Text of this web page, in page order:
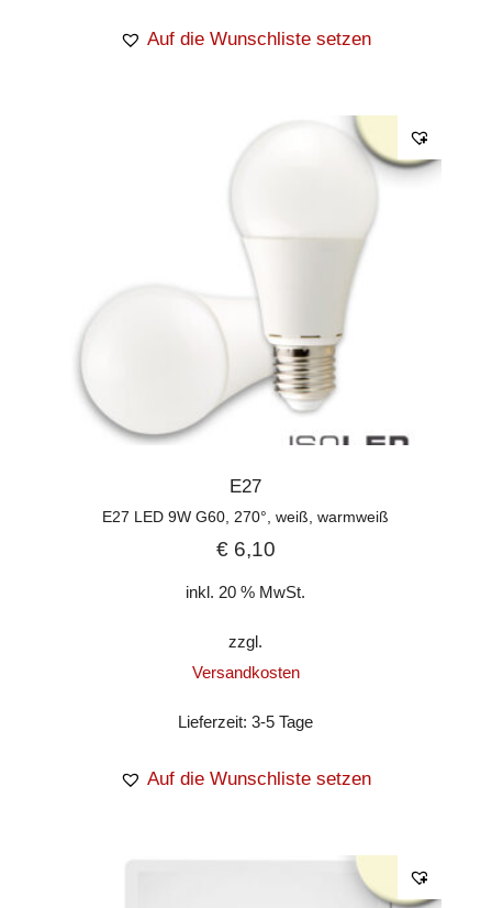
Auf die Wunschliste setzen
E27
E27 LED 9W G60, 270°, weiß, warmweiß
€6,10
inkl. 20 % MwSt.
zzgl.
Versandkosten
Lieferzeit:3-5 Tage
Auf die Wunschliste setzen